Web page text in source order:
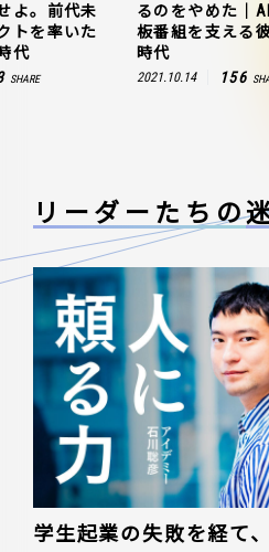
よ。前代未
トを率いた
代
SHARE
るのをやめた｜
板番組を支える
時代
2021.10.14 156
リーダーたちの
学生起業の失敗を経て